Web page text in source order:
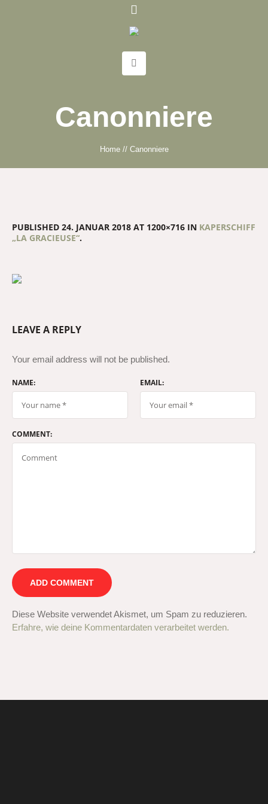
Canonniere
Home // Canonniere
PUBLISHED 24. JANUAR 2018 AT 1200×716 IN KAPERSCHIFF
„LA GRACIEUSE“.
LEAVE A REPLY
Your email address will not be published.
NAME: EMAIL:
COMMENT:
Diese Website verwendet Akismet, um Spam zu reduzieren.
Erfahre, wie deine Kommentardaten verarbeitet werden.